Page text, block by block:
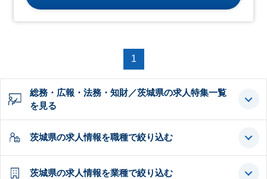
1
総務・広報・法務・知財／茨城県の求人特集一覧
を見る
茨城県の求人情報を職種で絞り込む
茨城県の求人情報を業種で絞り込む